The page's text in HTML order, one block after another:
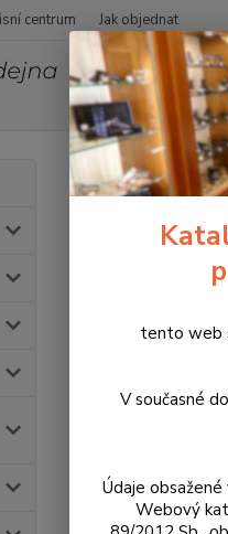
centrum Jak objednat
Úvod
Pažba
tento web
V současné
Údaje
Webový